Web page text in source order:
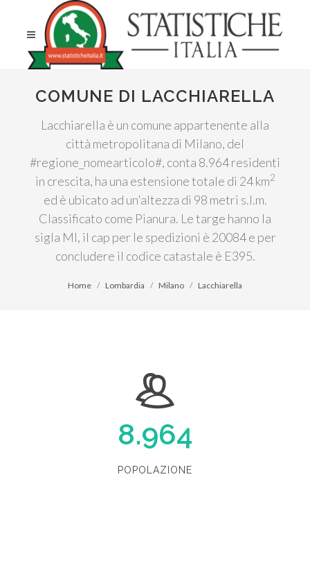
COMUNE DI LACCHIARELLA
Lacchiarella è un comune appartenente alla
città metropolitana di Milano, del
#regione_nomearticolo#, conta 8.964 residenti
in crescita, ha una estensione totale di 24 km2
ed è ubicato ad un'altezza di 98 metri s.l.m.
Classificato come Pianura. Le targe hanno la
sigla MI, il cap per le spedizioni è 20084 e per
concludere il codice catastale è E395.
Home Lombardia Milano Lacchiarella
8.964
POPOLAZIONE